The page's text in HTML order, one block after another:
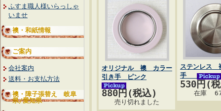
ふすま職人様いらっしゃ
いませ
襖・和紙情報
ご案内
会社案内
送料・お支払方法
襖・障子張替え 岐阜
県/愛知県
オリジナル 襖 カラー
引き手 ピンク
880円(税込)
売り切れました
ステンレス
手
530円(
在庫